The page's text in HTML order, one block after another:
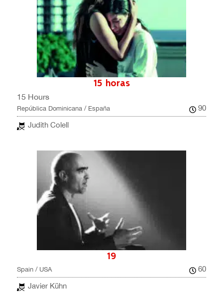
15 horas
15 Hours
República Dominicana / España
90
Judith Colell
19
Spain / USA
60
Javier Kühn